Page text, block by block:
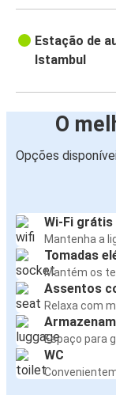
Estação de
Istambul
O
Opções
Wi-Fi grátis
Mantenha a
Tomadas
Mantém os
Assentos
Relaxa com
Espaço para
WC